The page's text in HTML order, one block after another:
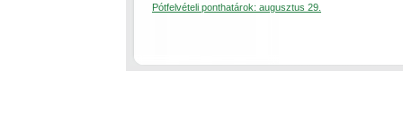
Pótfelvételi ponthatárok: augusztus 29.